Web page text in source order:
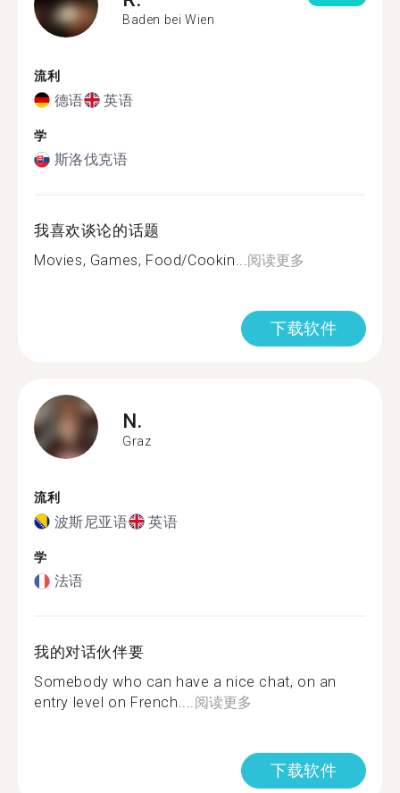
Baden bei Wien
流利
德语 英语
学
斯洛伐克语
我喜欢谈论的话题
Movies, Games, Food/Cookin...阅读更多
下载软件
N.
Graz
流利
波斯尼亚语 英语
学
法语
我的对话伙伴要
Somebody who can have a nice chat, on an
entry level on French....阅读更多
下载软件